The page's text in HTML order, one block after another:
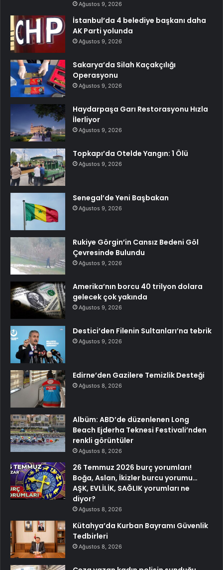
Ağustos 9, 2026
İstanbul’da 4 belediye başkanı daha
AK Parti yolunda
Ağustos 9, 2026
Sakarya’da Silah Kaçakçılığı
Operasyonu
Ağustos 9, 2026
Haydarpaşa Garı Restorasyonu Hızla
İlerliyor
Ağustos 9, 2026
Topkapı’da Otelde Yangın: 1 Ölü
Ağustos 9, 2026
Senegal’de Yeni Başbakan
Ağustos 9, 2026
Rukiye Görgin’in Cansız Bedeni Göl
Çevresinde Bulundu
Ağustos 9, 2026
Amerika’nın borcu 40 trilyon dolara
gelecek çok yakında
Ağustos 9, 2026
Destici’den Filenin Sultanları’na tebrik
Ağustos 9, 2026
Edirne’den Gazilere Temizlik Desteği
Ağustos 8, 2026
Albüm: ABD’de düzenlenen Long
Beach Ejderha Teknesi Festivali’nden
renkli görüntüler
Ağustos 8, 2026
26 Temmuz 2026 burç yorumları!
Boğa, Aslan, İkizler burcu yorumu…
AŞK, EVLİLİK, SAĞLIK yorumları ne
diyor?
Ağustos 8, 2026
Kütahya’da Kurban Bayramı Güvenlik
Tedbirleri
Ağustos 8, 2026